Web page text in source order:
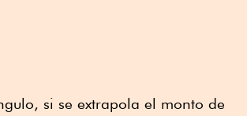
si se extrapola el monto de